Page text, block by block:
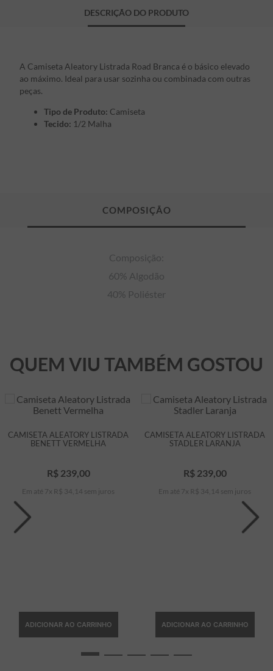
DESCRIÇÃO DO PRODUTO
A Camiseta Aleatory Listrada Road Branca é o básico elevado
ao máximo. Ideal para usar sozinha ou combinada com outras
peças.
Tipo de Produto: Camiseta
Tecido: 1/2 Malha
Composição:
60% Algodão
40% Poliéster
QUEM VIU TAMBÉM GOSTOU
CAMISETA ALEATORY LISTRADA
BENETT VERMELHA
R$ 239,00
Em até 7 x R$ 34 14 sem juros
ADICIONAR AO CARRINHO
CAMISETA ALEATORY LISTRADA
STADLER LARANJA
R$ 239,00
Em até 7 x R$ 34 14 sem juros
ADICIONAR AO CARRINHO